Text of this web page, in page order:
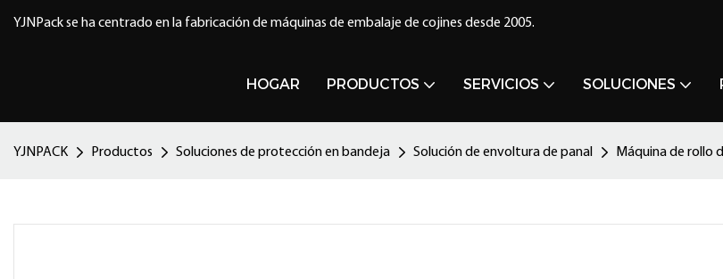
YJNPack se ha centrado en la fabricación de máquinas de embalaje de cojines desde 2005.
HOGAR PRODUCTOS SERVICIOS SOLUCIONES
YJNPACK Productos Soluciones de protección en bandeja Solución de envoltura de panal Máquina de rollo